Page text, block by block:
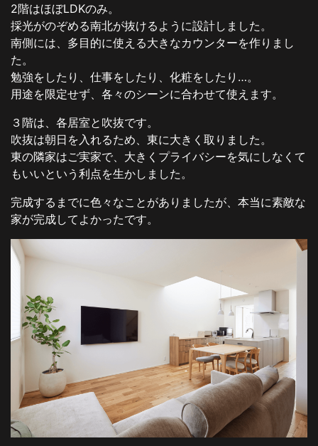
2階はほぼLDKのみ。
採光がのぞめる南北が抜けるように設計しました。
南側には、多目的に使える大きなカウンターを作りまし
た。
勉強をしたり、仕事をしたり、化粧をしたり…。
用途を限定せず、各々のシーンに合わせて使えます。
３階は、各居室と吹抜です。
吹抜は朝日を入れるため、東に大きく取りました。
東の隣家はご実家で、大きくプライバシーを気にしなくて
もいいという利点を生かしました。
完成するまでに色々なことがありましたが、本当に素敵な
家が完成してよかったです。